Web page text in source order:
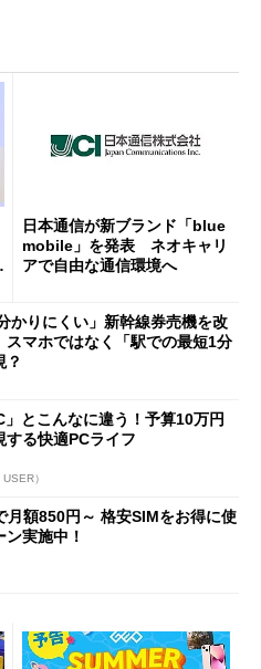
日本通信が新ブランド「blue
mobile」を発表 ネオキャリ
アで自由な通信環境へ
かりにくい」新幹線券売機を改
マホではなく「駅での最短1分
？
」とこんなに違う！予算10万円
する快適PCライフ
）
月額850円～ 格安SIMをお得に使
ン実施中！